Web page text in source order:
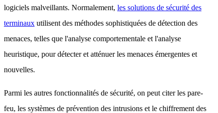
logiciels malveillants. Normalement, les solutions de sécurité des
terminaux utilisent des méthodes sophistiquées de détection des
menaces, telles que l'analyse comportementale et l'analyse
heuristique, pour détecter et atténuer les menaces émergentes et
nouvelles.
Parmi les autres fonctionnalités de sécurité, on peut citer les pare-
feu, les systèmes de prévention des intrusions et le chiffrement des